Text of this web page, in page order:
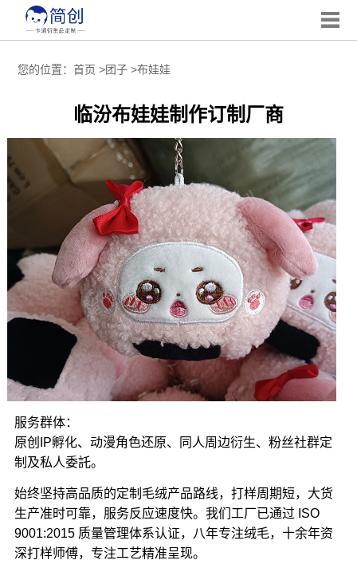
您的位置： 首页 >团子>布娃娃
临汾布娃娃制作订制厂商
服务群体：
原创IP孵化、动漫角色还原、同人周边衍生、粉丝社群定
制及私人委託。
始终坚持高品质的定制毛绒产品路线，打样周期短，大货
生产准时可靠，服务反应速度快。我们工厂已通过 ISO
9001:2015 质量管理体系认证，八年专注绒毛，十余年资
深打样师傅，专注工艺精准呈现。